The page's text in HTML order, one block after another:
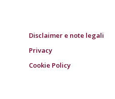
Disclaimer e note legali
Privacy
Cookie Policy